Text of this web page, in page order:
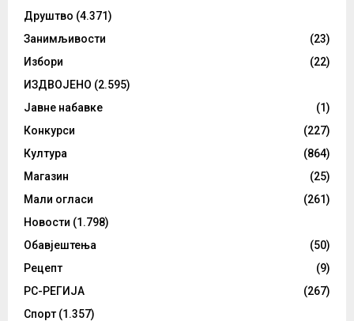
Друштво (4.371)
Занимљивости
(23)
Избори
(22)
ИЗДВОЈЕНО (2.595)
Јавне набавке
(1)
Конкурси
(227)
Култура
(864)
Магазин
(25)
Мали огласи
(261)
Новости (1.798)
Обавјештења
(50)
Рецепт
(9)
РС-РЕГИЈА
(267)
Спорт (1.357)